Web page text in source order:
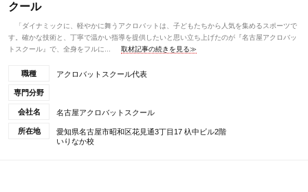
クール
「ダイナミックに、軽やかに舞うアクロバットは、子どもたちから人気を集めるスポーツで
す。確かな技術と、丁寧で温かい指導を提供したいと思い立ち上げたのが『名古屋アクロバッ
トスクール』で、全身をフルに...
取材記事の続きを見る≫
職種 アクロバットスクール代表
専門分野
会社名 名古屋アクロバットスクール
所在地
愛知県名古屋市昭和区花見通3丁目17 杁中ビル2階
いりなか校